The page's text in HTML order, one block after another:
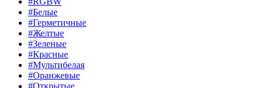
#Белые
#Герметичные
#Желтые
#Зеленые
#Красные
#Мультибелая
#Оранжевые
#Открытые